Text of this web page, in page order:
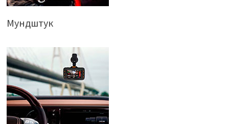
Мундштук